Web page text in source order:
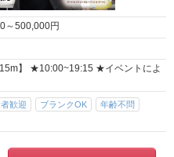
～500,000円
】 ★10:00~19:15 ★イベントによ
歓迎 ブランクOK
年齢不問